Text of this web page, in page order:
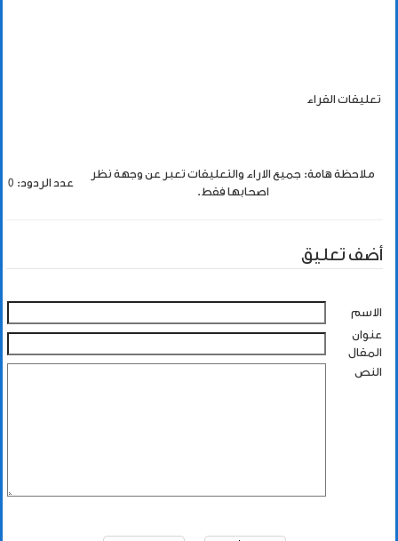
تعليقات القراء
ملاحظة هامة: جميع الاراء والتعليقات تعبر عن وجهة نظر
اصحابها فقط.
عدد الردود: 0
أضف تعليق
الاسم
عنوان
المقال
النص